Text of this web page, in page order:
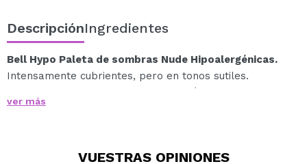
DescripciónIngredientes
Bell Hypo Paleta de sombras Nude Hipoalergénicas.
Intensamente cubrientes, pero en tonos sutiles.
Las sombras de ojos tienen una fórmula cremosa y
ligera que aporta durabilidad al maquillaje de ojos sin
párpados resalta sutilmente la mirada.
ver más
VUESTRAS OPINIONES